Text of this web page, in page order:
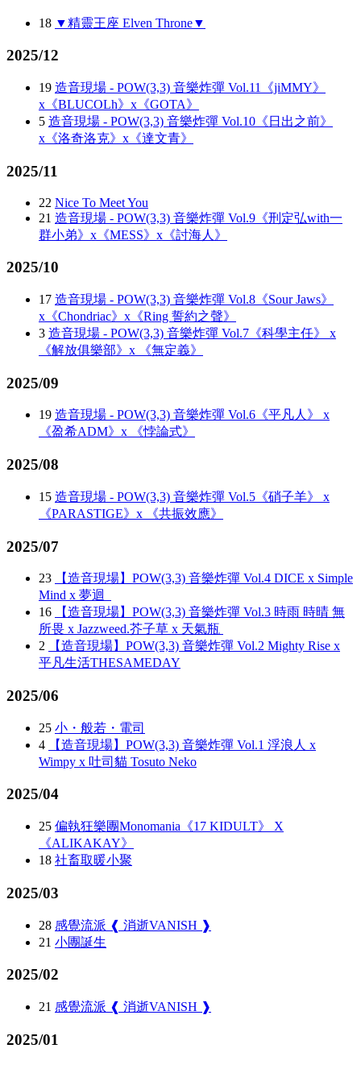
18 ▼精靈王座 Elven Throne▼
2025/12
19 造音現場 - POW(3,3) 音樂炸彈 Vol.11《jiMMY》
x《BLUCOLh》x《GOTA》
5 造音現場 - POW(3,3) 音樂炸彈 Vol.10《日出之前》
x《洛奇洛克》x《達文青》
2025/11
22 Nice To Meet You
21 造音現場 - POW(3,3) 音樂炸彈 Vol.9《刑定弘with一
群小弟》x《MESS》x《討海人》
2025/10
17 造音現場 - POW(3,3) 音樂炸彈 Vol.8《Sour Jaws》
x《Chondriac》x《Ring 誓約之聲》
3 造音現場 - POW(3,3) 音樂炸彈 Vol.7《科學主任》 x
《解放俱樂部》x 《無定義》
2025/09
19 造音現場 - POW(3,3) 音樂炸彈 Vol.6《平凡人》 x
《盈希ADM》x 《悖論式》
2025/08
15 造音現場 - POW(3,3) 音樂炸彈 Vol.5《硝子羊》 x
《PARASTIGE》x 《共振效應》
2025/07
23
【造音現場】POW(3,3) 音樂炸彈 Vol.4 DICE x Simple
Mind x 夢迴
16
【造音現場】POW(3,3) 音樂炸彈 Vol.3 時雨 時晴 無
所畏 x Jazzweed.芥子草 x 天氣瓶
2
【造音現場】POW(3,3) 音樂炸彈 Vol.2 Mighty Rise x
平凡生活THESAMEDAY
2025/06
25 小・般若・電司
4
【造音現場】POW(3,3) 音樂炸彈 Vol.1 浮浪人 x
Wimpy x 吐司貓 Tosuto Neko
2025/04
25 偏執狂樂團Monomania《17 KIDULT》 X
《ALIKAKAY》
18 社畜取暖小聚
2025/03
28 感覺流派 ❰ 消逝VANISH ❱
21 小團誕生
2025/02
21 感覺流派 ❰ 消逝VANISH ❱
2025/01